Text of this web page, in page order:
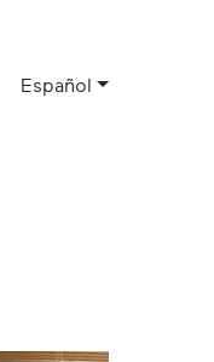
Español